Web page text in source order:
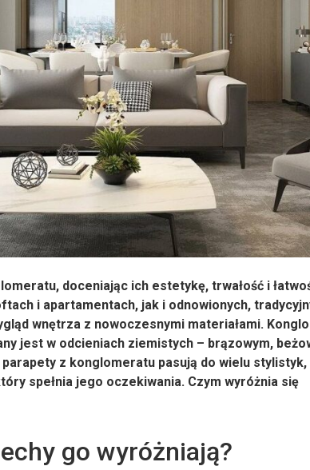
doceniając ich estetykę, trwałość i
i apartamentach, jak i odnowionych,
wnętrza z nowoczesnymi materiałami.
jest w odcieniach ziemistych – brązowym,
z konglomeratu pasują do wielu stylistyk,
spełnia jego oczekiwania. Czym wyróżnia się
go wyróżniają?